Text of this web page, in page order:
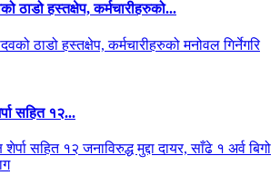
ठाडो हस्तक्षेप, कर्मचारीहरुको...
सहित १२...